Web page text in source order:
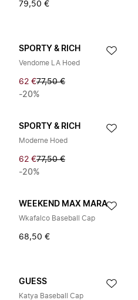
79,50 €
SPORTY & RICH
Vendome LA Hoed
62 €77,50 €
-20%
SPORTY & RICH
Moderne Hoed
62 €77,50 €
-20%
WEEKEND MAX MARA
Wkafalco Baseball Cap
68,50 €
GUESS
Katya Baseball Cap